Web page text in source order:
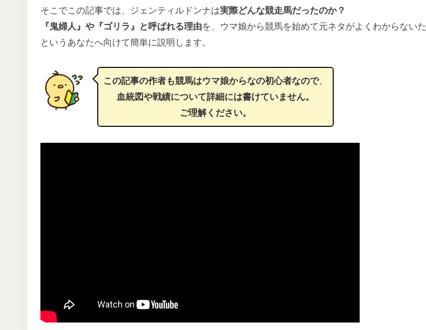
そこでこの記事では、ジェンティルドンナは実際どんな競走馬だったのか？
『鬼婦人』や『ゴリラ』と呼ばれる理由を、ウマ娘から競馬を始めて元ネタがよくわからないた
というあなたへ向けて簡単に説明します。
この記事の作者も競馬はウマ娘からなの初心者なので、
血統図や戦績について詳細には書けていません。
ご理解ください。